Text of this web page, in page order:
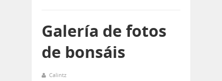
Galería de fotos
de bonsáis
Calintz